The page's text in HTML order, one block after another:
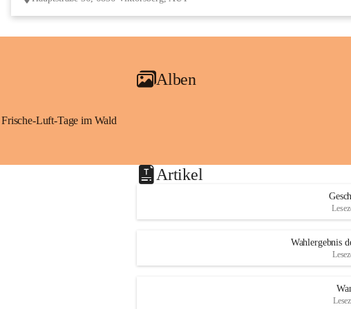
Alben
Frische-Luft-Tage im Wald
Artikel
Wahlergebnis